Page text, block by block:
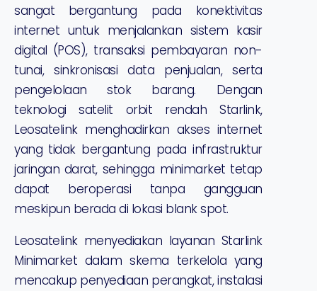
sangat bergantung pada konektivitas
internet untuk menjalankan sistem kasir
digital (POS), transaksi pembayaran non-
tunai, sinkronisasi data penjualan, serta
pengelolaan stok barang. Dengan
teknologi satelit orbit rendah Starlink,
Leosatelink menghadirkan akses internet
yang tidak bergantung pada infrastruktur
jaringan darat, sehingga minimarket tetap
dapat beroperasi tanpa gangguan
meskipun berada di lokasi blank spot.
Leosatelink menyediakan layanan Starlink
Minimarket dalam skema terkelola yang
mencakup penyediaan perangkat, instalasi